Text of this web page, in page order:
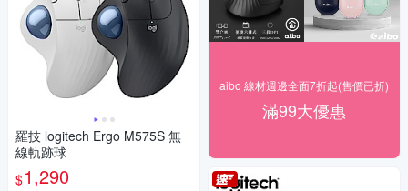
羅技 logitech Ergo M575S 無
線軌跡球
$1,290
aibo 線材週邊全面7折起(售價已折)
滿99大優惠